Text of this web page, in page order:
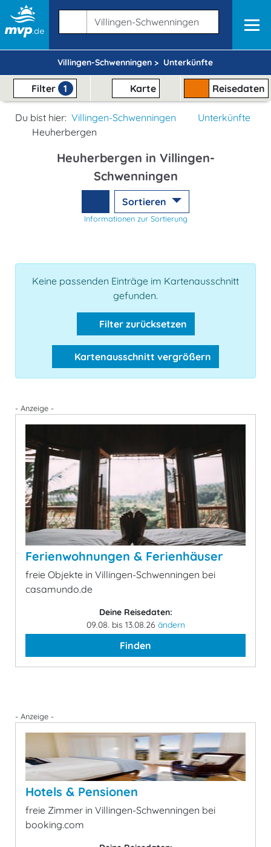
Villingen-Schwenningen > Unterkünfte
Filter 1 Karte Reisedaten
Du bist hier: Villingen-Schwenningen
Unterkünfte
Heuherbergen
Heuherbergen in Villingen-
Schwenningen
Sortieren
Informationen zur Sortierung
Keine passenden Einträge im Kartenausschnitt
gefunden.
Filter zurücksetzen
Kartenausschnitt vergrößern
- Anzeige -
Ferienwohnungen & Ferienhäuser
freie Objekte in Villingen-Schwenningen bei
casamundo.de
Deine Reisedaten:
09.08. bis 13.08.26 ändern
Finden
- Anzeige -
Hotels & Pensionen
freie Zimmer in Villingen-Schwenningen bei
booking.com